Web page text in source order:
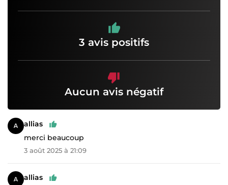
3 avis positifs
Aucun avis négatif
allias
merci beaucoup
3 août 2025 à 21:09
allias